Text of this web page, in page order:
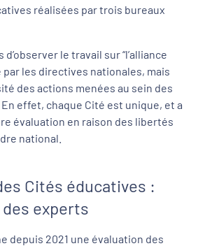
réalisées par trois bureaux
le travail sur “l’alliance
par les directives nationales, mais
des actions menées au sein des
effet, chaque Cité est unique, et a
évaluation en raison des libertés
national.
Cités éducatives :
experts
depuis 2021 une évaluation des